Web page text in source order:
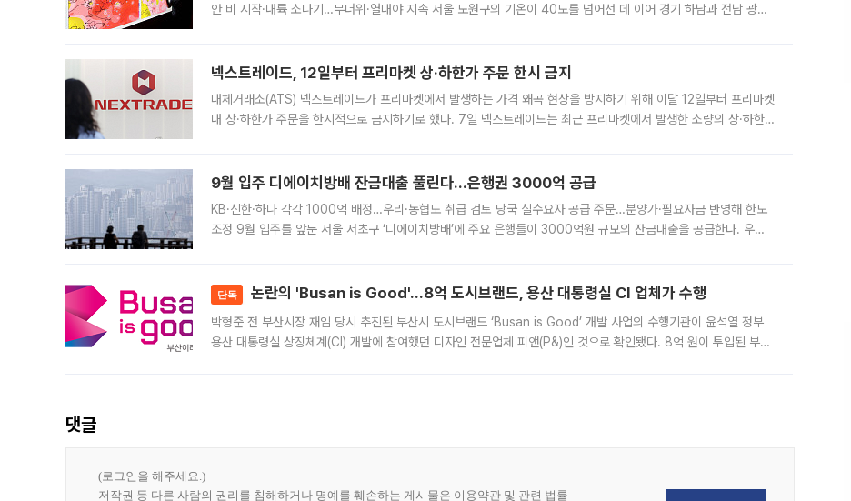
안 비 시작·내륙 소나기…무더위·열대야 지속 서울 노원구의 기온이 40도를 넘어선 데 이어 경기 하남과 전남 광양
넥스트레이드, 12일부터 프리마켓 상·하한가 주문 한시 금지
대체거래소(ATS) 넥스트레이드가 프리마켓에서 발생하는 가격 왜곡 현상을 방지하기 위해 이달 12일부터 프리마켓
내 상·하한가 주문을 한시적으로 금지하기로 했다. 7일 넥스트레이드는 최근 프리마켓에서 발생한 소량의 상·하한
9월 입주 디에이치방배 잔금대출 풀린다…은행권 3000억 공급
KB·신한·하나 각각 1000억 배정…우리·농협도 취급 검토 당국 실수요자 공급 주문…분양가·필요자금 반영해 한도
조정 9월 입주를 앞둔 서울 서초구 ‘디에이치방배’에 주요 은행들이 3000억원 규모의 잔금대출을 공급한다. 우리
단독 논란의 'Busan is Good'…8억 도시브랜드, 용산 대통령실 CI 업체가 수행
박형준 전 부산시장 재임 당시 추진된 부산시 도시브랜드 ‘Busan is Good’ 개발 사업의 수행기관이 윤석열 정부
용산 대통령실 상징체계(CI) 개발에 참여했던 디자인 전문업체 피앤(P&)인 것으로 확인됐다. 8억 원이 투입된 부산
댓글